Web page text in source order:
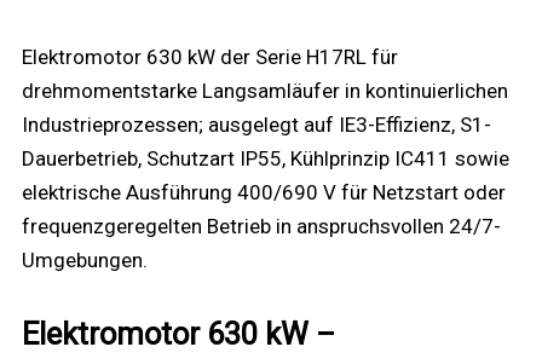
Elektromotor 630 kW der Serie H17RL für
drehmomentstarke Langsamläufer in kontinuierlichen
Industrieprozessen; ausgelegt auf IE3-Effizienz, S1-
Dauerbetrieb, Schutzart IP55, Kühlprinzip IC411 sowie
elektrische Ausführung 400/690 V für Netzstart oder
frequenzgeregelten Betrieb in anspruchsvollen 24/7-
Umgebungen.
Elektromotor 630 kW –